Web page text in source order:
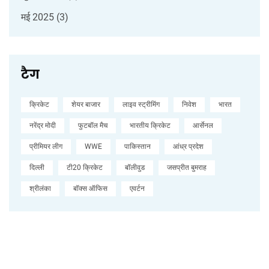
मई 2025 (3)
टैग
क्रिकेट शेयर बाजार लाइव स्ट्रीमिंग निवेश भारत
नरेंद्र मोदी फुटबॉल मैच भारतीय क्रिकेट आर्सेनल
प्रीमियर लीग WWE पाकिस्तान आंध्र प्रदेश
दिल्ली टी20 क्रिकेट बॉलीवुड जसप्रीत बुमराह
श्रीलंका बॉक्स ऑफिस एवर्टन